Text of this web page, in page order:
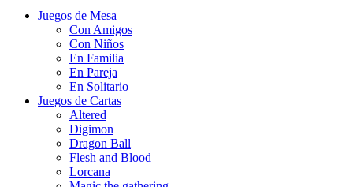
Juegos de Mesa
Con Amigos
Con Niños
En Familia
En Pareja
En Solitario
Juegos de Cartas
Altered
Digimon
Dragon Ball
Flesh and Blood
Lorcana